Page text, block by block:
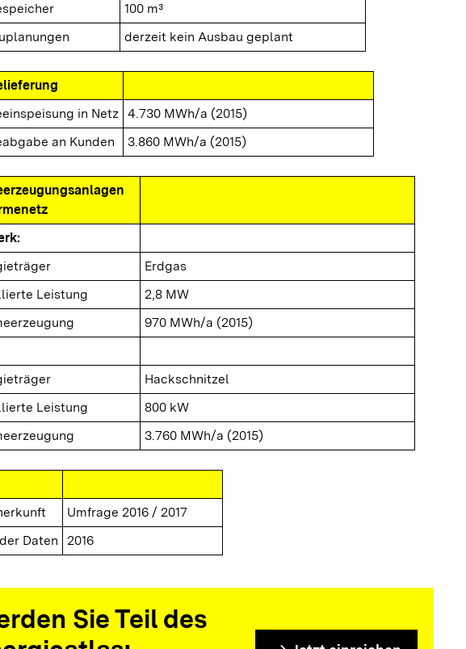
100 m³
derzeit kein Ausbau geplant
in Netz 4.730 MWh/a (2015)
an Kunden
3.860 MWh/a (2015)
Erdgas
Leistung
2,8 MW
970 MWh/a (2015)
Hackschnitzel
Leistung
800 kW
3.760 MWh/a (2015)
Umfrage 2016 / 2017
Daten
2016
Sie Teil des